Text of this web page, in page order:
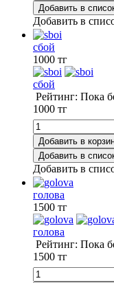
Добавить в
Добавить в
сбой
1000 тг
сбой
Рейтинг: Пока
1000 тг
Добавить в
Добавить в
Добавить в
голова
1500 тг
голова
Рейтинг: Пока
1500 тг